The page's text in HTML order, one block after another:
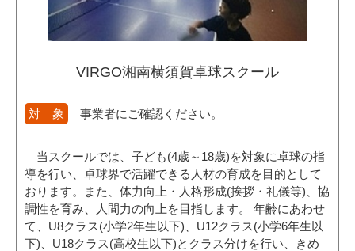
VIRGO湘南横須賀卓球スクール
対 象 事業者にご確認ください。
当スクールでは、子ども(4歳～18歳)を対象に卓球の指
導を行い、卓球界で活躍できる人材の育成を目的として
おります。また、体力向上・人格形成(挨拶・礼儀等)、協
調性を育み、人間力の向上を目指します。 年齢にあわせ
て、U8クラス(小学2年生以下)、U12クラス(小学6年生以
下)、U18クラス(高校生以下)とクラス分けを行い、きめ